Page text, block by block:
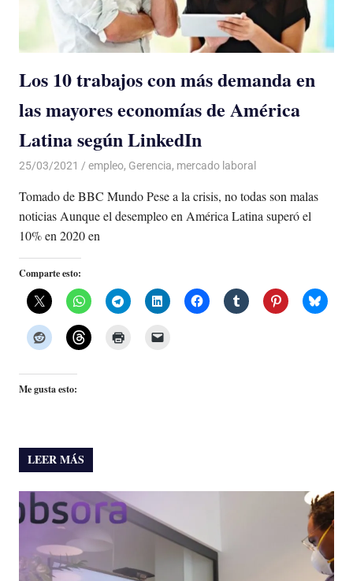
Los 10 trabajos con más demanda en
las mayores economías de América
Latina según LinkedIn
25/03/2021 De todo un Poco
empleo, Gerencia, mercado laboral
Tomado de BBC Mundo Pese a la crisis, no todas son malas
noticias Aunque el desempleo en América Latina superó el
10% en 2020 en
Comparte esto:
Me gusta esto:
LEER MÁS